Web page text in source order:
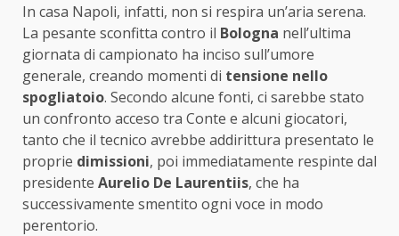
In casa Napoli, infatti, non si respira un’aria serena.
La pesante sconfitta contro il Bologna nell’ultima
giornata di campionato ha inciso sull’umore
generale, creando momenti di tensione nello
spogliatoio. Secondo alcune fonti, ci sarebbe stato
un confronto acceso tra Conte e alcuni giocatori,
tanto che il tecnico avrebbe addirittura presentato le
proprie dimissioni, poi immediatamente respinte dal
presidente Aurelio De Laurentiis, che ha
successivamente smentito ogni voce in modo
perentorio.